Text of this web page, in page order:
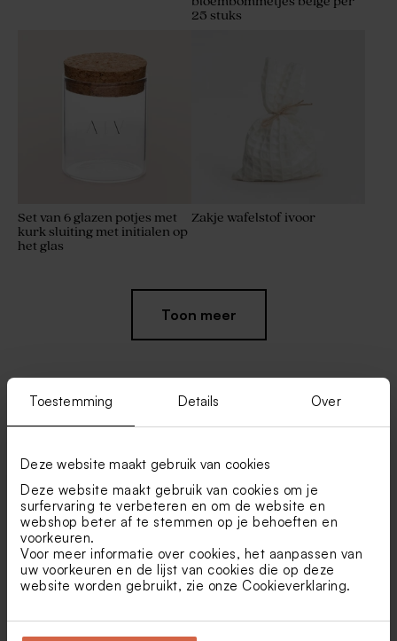
Toestemming Details Over
Deze website maakt gebruik van cookies
Deze website maakt gebruik van cookies om je
surfervaring te verbeteren en om de website en
webshop beter af te stemmen op je behoeften en
voorkeuren.
Voor meer informatie over cookies, het aanpassen van
uw voorkeuren en de lijst van cookies die op deze
website worden gebruikt, zie onze Cookieverklaring.
25 stuks
Set van 6 glazen potjes met
kurk sluiting met initialen op
het glas
Zakje wafelstof ivoor
Frosted glazen flesjes met
houten dop
Toon meer